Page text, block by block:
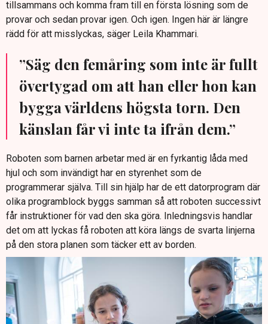
tillsammans och komma fram till en första lösning som de
provar och sedan provar igen. Och igen. Ingen här är längre
rädd för att misslyckas, säger Leila Khammari.
”Säg den femåring som inte är fullt
övertygad om att han eller hon kan
bygga världens högsta torn. Den
känslan får vi inte ta ifrån dem.”
Roboten som barnen arbetar med är en fyrkantig låda med
hjul och som invändigt har en styrenhet som de
programmerar själva. Till sin hjälp har de ett datorprogram där
olika programblock byggs samman så att roboten successivt
får instruktioner för vad den ska göra. Inledningsvis handlar
det om att lyckas få roboten att köra längs de svarta linjerna
på den stora planen som täcker ett av borden.